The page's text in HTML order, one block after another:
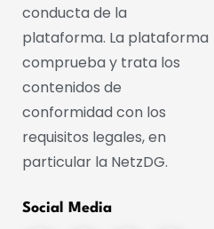
conducta de la
plataforma. La plataforma
comprueba y trata los
contenidos de
conformidad con los
requisitos legales, en
particular la NetzDG.
Social Media